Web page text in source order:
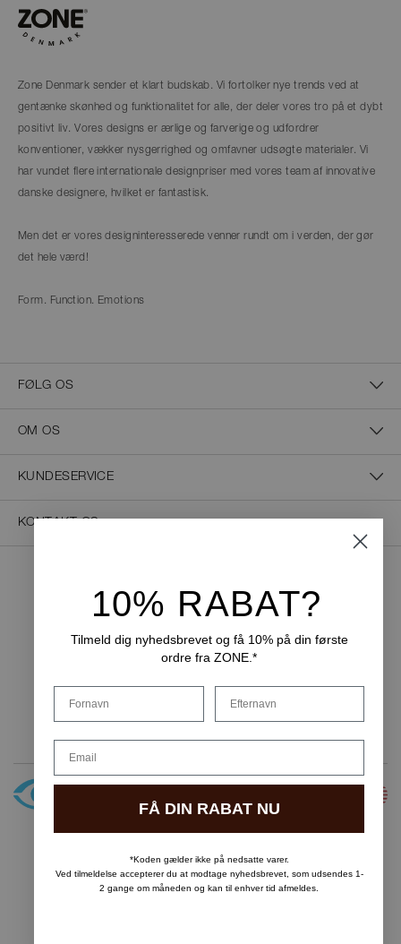
Zone Denmark sender et klart budskab. Vi fortolker nye trends ved at
gentænke skønhed og funktionalitet for alle, der deler vores tro på et dybt
positivt liv. Vores designs er ærlige og farverige og udfordrer
konventioner, vækker nysgerrighed og omfavner udsøgte materialer. Vi
har vundet flere internationale designpriser med vores team af innovative
danske designere, hvilket er fantastisk.
Men det er vores designinteresserede venner rundt om i verden, der gør
det hele værd!
Form. Function. Emotions
FØLG OS
OM OS
KUNDESERVICE
KONTAKT OS
NEM BETALING
LEVERINGSMULIGHEDER
10% RABAT?
Tilmeld dig nyhedsbrevet og få 10% på din første
ordre fra ZONE.*
Fornavn Efternavn
Email
FÅ DIN RABAT NU
*Koden gælder ikke på nedsatte varer.
Ved tilmeldelse accepterer du at modtage nyhedsbrevet, som udsendes 1-
2 gange om måneden og kan til enhver tid afmeldes.